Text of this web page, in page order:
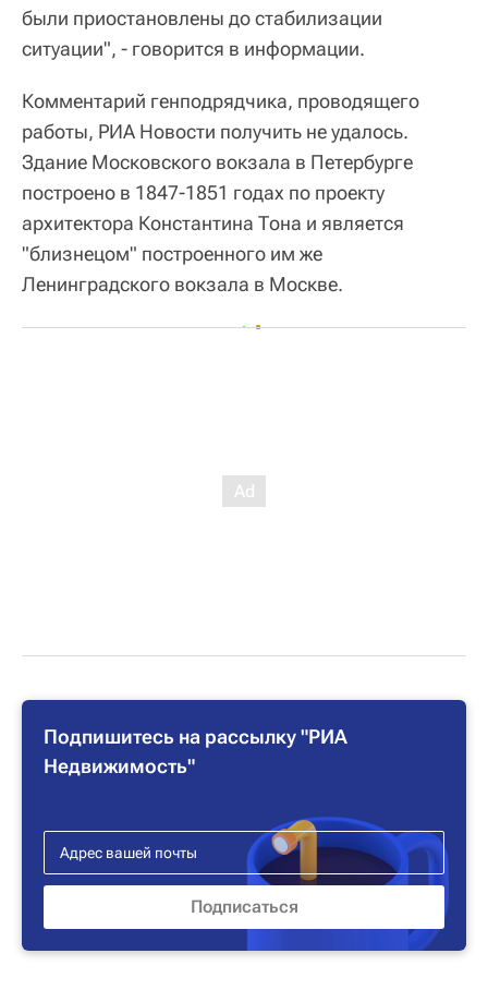
были приостановлены до стабилизации
ситуации", - говорится в информации.
Комментарий генподрядчика, проводящего
работы, РИА Новости получить не удалось.
Здание Московского вокзала в Петербурге
построено в 1847-1851 годах по проекту
архитектора Константина Тона и является
"близнецом" построенного им же
Ленинградского вокзала в Москве.
Подпишитесь на рассылку "РИА
Недвижимость"